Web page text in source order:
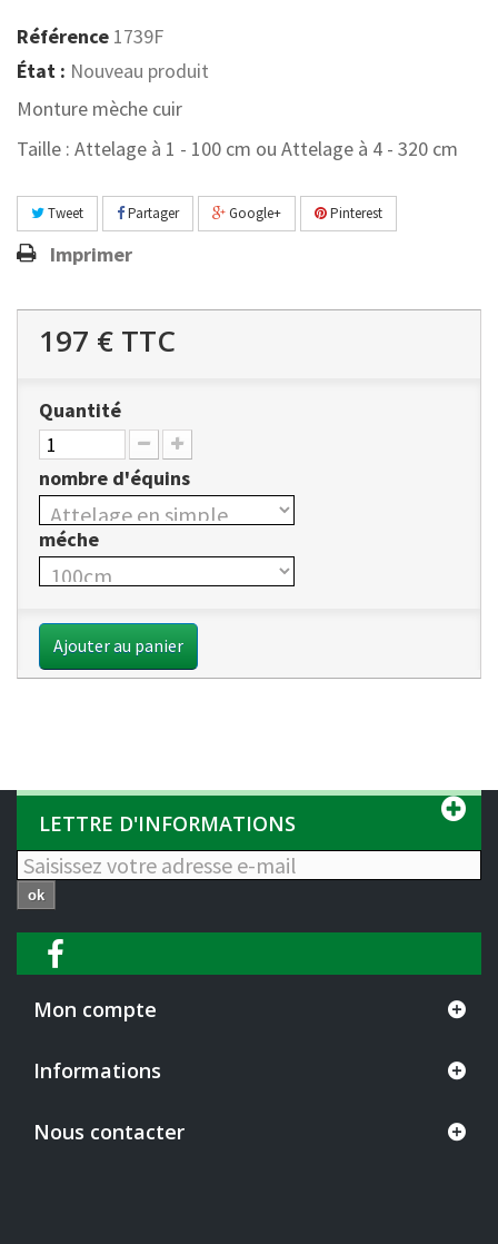
Référence 1739F
État : Nouveau produit
Monture mèche cuir
Taille : Attelage à 1 - 100 cm ou Attelage à 4 - 320 cm
Tweet Partager Google+ Pinterest
Imprimer
197 € TTC
Quantité
nombre d'équins
méche
Ajouter au panier
LETTRE D'INFORMATIONS
ok
Mon compte
Informations
Nous contacter